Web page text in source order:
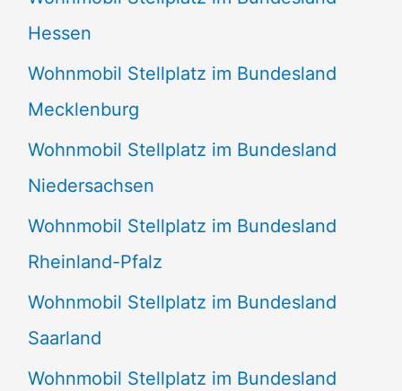
Hessen
Wohnmobil Stellplatz im Bundesland
Mecklenburg
Wohnmobil Stellplatz im Bundesland
Niedersachsen
Wohnmobil Stellplatz im Bundesland
Rheinland-Pfalz
Wohnmobil Stellplatz im Bundesland
Saarland
Wohnmobil Stellplatz im Bundesland